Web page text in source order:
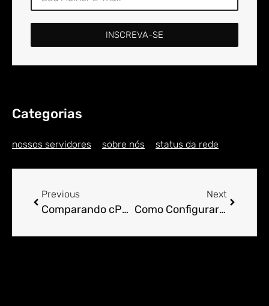
INSCREVA-SE
Categorias
nossos servidores sobre nós status da rede
Previous
Comparando cPanel com Outros Painéis de Controle de Hospedagem.
Next
Como Configurar Listas de E-mail no cPanel com Facilidade.